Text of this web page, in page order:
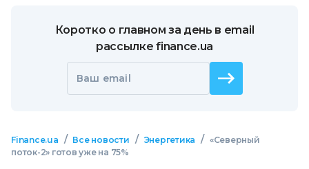
Коротко о главном за день в email
рассылке finance.ua
Ваш email
Finance.ua / Все новости / Энергетика / «Северный
поток-2» готов уже на 75%